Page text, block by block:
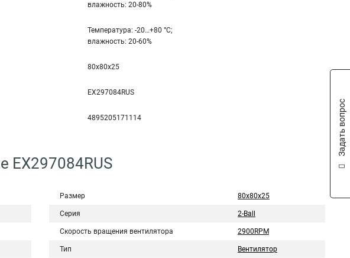
влажность: 20-80%
Температура: -20…+80 °С;
влажность: 20-60%
80x80x25
EX297084RUS
4895205171114
EX297084RUS
Размер 80x80x25
Серия 2-Ball
Скорость вращения вентилятора 2900RPM
Тип Вентилятор
Задать вопрос